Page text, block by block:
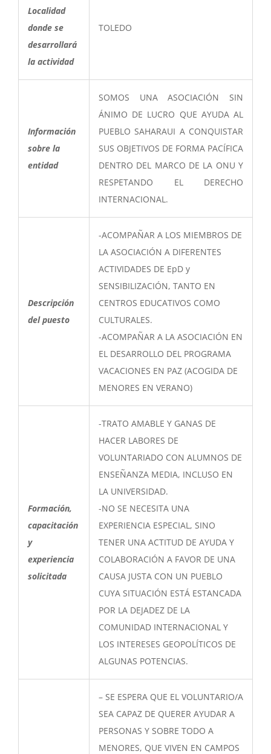
Localidad
donde se
desarrollará
la actividad
TOLEDO
Información
sobre la
entidad
SOMOS UNA ASOCIACIÓN SIN
ÁNIMO DE LUCRO QUE AYUDA AL
PUEBLO SAHARAUI A CONQUISTAR
SUS OBJETIVOS DE FORMA PACÍFICA
DENTRO DEL MARCO DE LA ONU Y
RESPETANDO EL DERECHO
INTERNACIONAL.
Descripción
del puesto
-ACOMPAÑAR A LOS MIEMBROS DE
LA ASOCIACIÓN A DIFERENTES
ACTIVIDADES DE EpD y
SENSIBILIZACIÓN, TANTO EN
CENTROS EDUCATIVOS COMO
CULTURALES.
-ACOMPAÑAR A LA ASOCIACIÓN EN
EL DESARROLLO DEL PROGRAMA
VACACIONES EN PAZ (ACOGIDA DE
MENORES EN VERANO)
Formación,
capacitación
y
experiencia
solicitada
-TRATO AMABLE Y GANAS DE
HACER LABORES DE
VOLUNTARIADO CON ALUMNOS DE
ENSEÑANZA MEDIA, INCLUSO EN
LA UNIVERSIDAD.
-NO SE NECESITA UNA
EXPERIENCIA ESPECIAL, SINO
TENER UNA ACTITUD DE AYUDA Y
COLABORACIÓN A FAVOR DE UNA
CAUSA JUSTA CON UN PUEBLO
CUYA SITUACIÓN ESTÁ ESTANCADA
POR LA DEJADEZ DE LA
COMUNIDAD INTERNACIONAL Y
LOS INTERESES GEOPOLÍTICOS DE
ALGUNAS POTENCIAS.
– SE ESPERA QUE EL VOLUNTARIO/A
SEA CAPAZ DE QUERER AYUDAR A
PERSONAS Y SOBRE TODO A
MENORES, QUE VIVEN EN CAMPOS